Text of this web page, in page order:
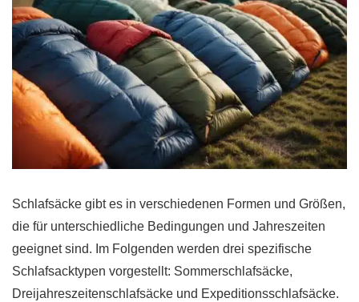
Schlafsäcke gibt es in verschiedenen Formen und Größen,
die für unterschiedliche Bedingungen und Jahreszeiten
geeignet sind. Im Folgenden werden drei spezifische
Schlafsacktypen vorgestellt: Sommerschlafsäcke,
Dreijahreszeitenschlafsäcke und Expeditionsschlafsäcke.